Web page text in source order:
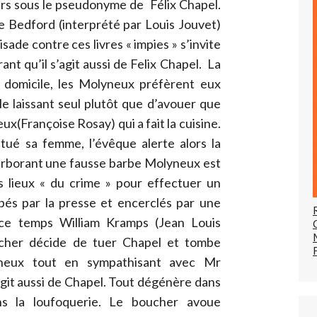
sous le pseudonyme de Félix Chapel.
Bedford (interprété par Louis Jouvet)
contre ces livres « impies » s’invite
qu’il s’agit aussi de Felix Chapel. La
les Molyneux préfèrent eux
laissant seul plutôt que d’avouer que
Rosay) qui a fait la cuisine.
sa femme, l’évêque alerte alors la
une fausse barbe Molyneux est
lieux « du crime » pour effectuer un
par la presse et encerclés par une
temps William Kramps (Jean Louis
décide de tuer Chapel et tombe
tout en sympathisant avec Mr
aussi de Chapel. Tout dégénère dans
loufoquerie. Le boucher avoue